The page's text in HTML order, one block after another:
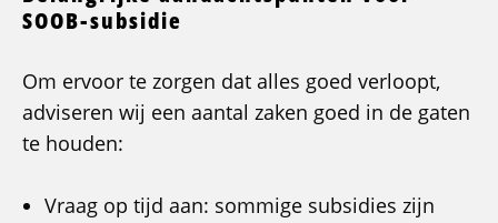
SOOB-subsidie
Om ervoor te zorgen dat alles goed verloopt,
adviseren wij een aantal zaken goed in de gaten
te houden:
Vraag op tijd aan: sommige subsidies zijn